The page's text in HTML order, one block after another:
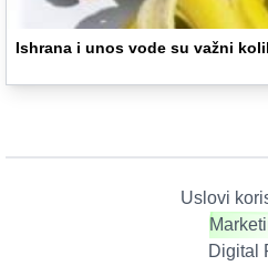
Ishrana i unos vode su važni
Uslovi
Digital